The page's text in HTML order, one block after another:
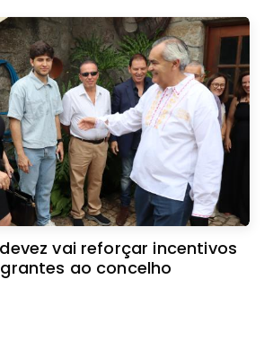
vai reforçar incentivos
ao concelho